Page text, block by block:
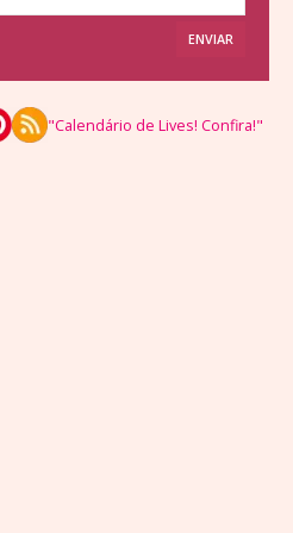
ENVIAR
"Calendário de Lives! Confira!"